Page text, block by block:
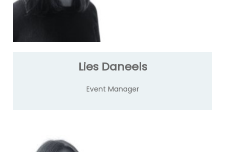
Lies Daneels
Event Manager